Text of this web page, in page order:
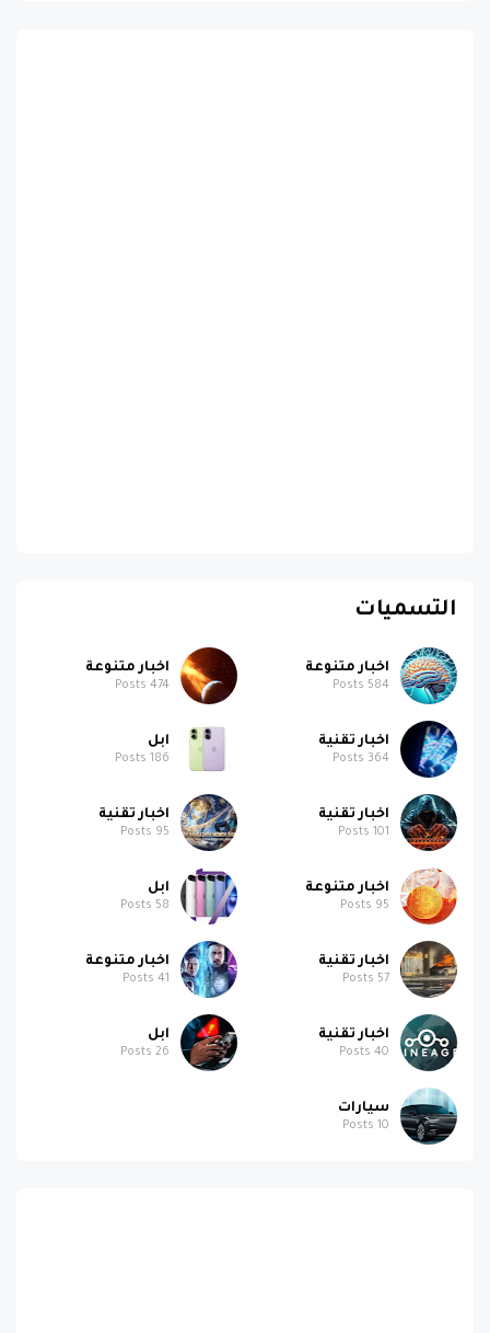
التسميات
اخبار متنوعة
584
اخبار متنوعة
474
اخبار تقنية
364
ابل
186
اخبار تقنية
101
اخبار تقنية
95
اخبار متنوعة
95
ابل
58
اخبار تقنية
57
اخبار متنوعة
41
اخبار تقنية
40
ابل
26
سيارات
10